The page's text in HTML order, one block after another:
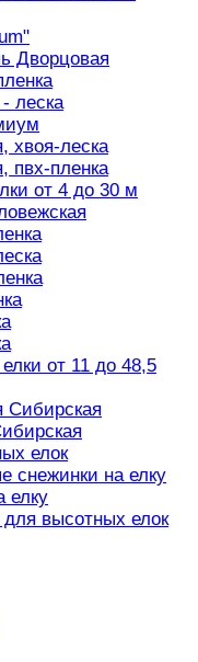
Дворцовая
леска
хвоя-леска
пвх-пленка
от 4 до 30 м
от 11 до 48,5
Сибирская
елок
снежинки на елку
елку
высотных елок